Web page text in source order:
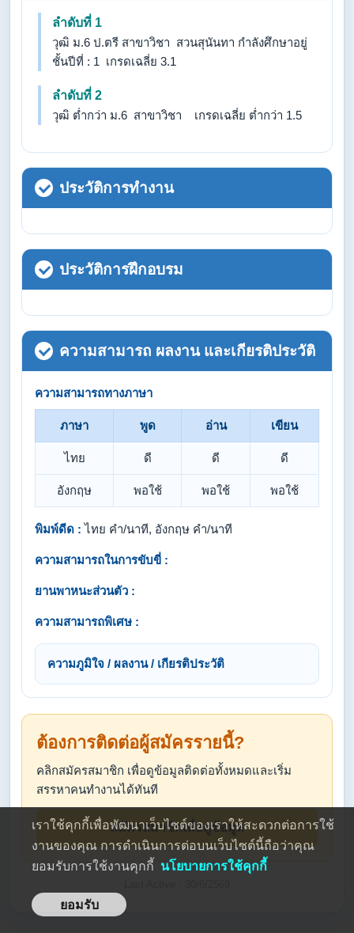
ลำดับที่ 1
วุฒิ ม.6 ป.ตรี สาขาวิชา สวนสุนันทา กำลังศึกษาอยู่
ชั้นปีที่ : 1 เกรดเฉลี่ย 3.1
ลำดับที่ 2
วุฒิ ต่ำกว่า ม.6 สาขาวิชา เกรดเฉลี่ย ต่ำกว่า 1.5
ประวัติการทำงาน
ประวัติการฝึกอบรม
ความสามารถ ผลงาน และเกียรติประวัติ
ความสามารถทางภาษา
ภาษา พูด อ่าน เขียน
ไทย ดี ดี ดี
อังกฤษ พอใช้ พอใช้ พอใช้
พิมพ์ดีด : ไทย คำ/นาที, อังกฤษ คำ/นาที
ความสามารถในการขับขี่ :
ยานพาหนะส่วนตัว :
ความสามารถพิเศษ :
ความภูมิใจ / ผลงาน / เกียรติประวัติ
ต้องการติดต่อผู้สมัครรายนี้?
คลิกสมัครสมาชิก เพื่อดูข้อมูลติดต่อทั้งหมดและเริ่ม
สรรหาคนทำงานได้ทันที
สมัครสมาชิกเพื่อดูข้อมูล
เราใช้คุกกี้เพื่อพัฒนาเว็บไซต์ของเราให้สะดวกต่อการใช้
งานของคุณ การดำเนินการต่อบนเว็บไซต์นี้ถือว่าคุณ
ยอมรับการใช้งานคุกกี้ นโยบายการใช้คุกกี้